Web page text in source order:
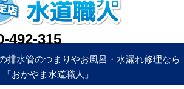
492-315
排水管のつまりやお風呂・水漏れ修理なら
「おかやま水道職人」